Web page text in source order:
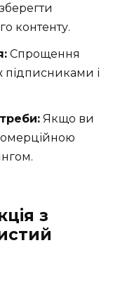
контенту.
Спрощення
підписниками і
Якщо ви
з